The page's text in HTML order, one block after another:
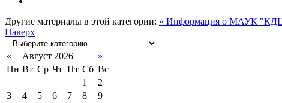
Другие материалы в этой категории: « Информация о МАУК "КДЦ
Наверх
« Август 2026
»
Пн Вт Ср Чт Пт Сб Вс
1
2
3
4 5 6 7 8
9